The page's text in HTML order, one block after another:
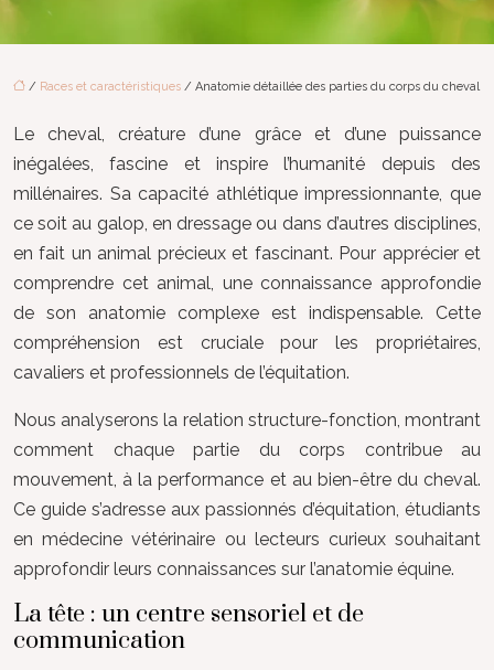
/ Races et caractéristiques / Anatomie détaillée des parties du corps du cheval
Le cheval, créature d’une grâce et d’une puissance
inégalées, fascine et inspire l’humanité depuis des
millénaires. Sa capacité athlétique impressionnante, que
ce soit au galop, en dressage ou dans d’autres disciplines,
en fait un animal précieux et fascinant. Pour apprécier et
comprendre cet animal, une connaissance approfondie
de son anatomie complexe est indispensable. Cette
compréhension est cruciale pour les propriétaires,
cavaliers et professionnels de l’équitation.
Nous analyserons la relation structure-fonction, montrant
comment chaque partie du corps contribue au
mouvement, à la performance et au bien-être du cheval.
Ce guide s’adresse aux passionnés d’équitation, étudiants
en médecine vétérinaire ou lecteurs curieux souhaitant
approfondir leurs connaissances sur l’anatomie équine.
La tête : un centre sensoriel et de
communication